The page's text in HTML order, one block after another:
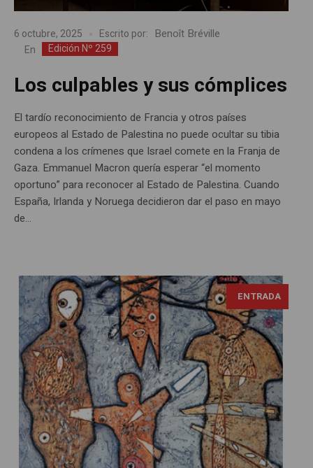
6 octubre, 2025 Escrito por: Benoît Bréville
En Edición Nº 259
Los culpables y sus cómplices
El tardío reconocimiento de Francia y otros países
europeos al Estado de Palestina no puede ocultar su tibia
condena a los crímenes que Israel comete en la Franja de
Gaza. Emmanuel Macron quería esperar “el momento
oportuno” para reconocer al Estado de Palestina. Cuando
España, Irlanda y Noruega decidieron dar el paso en mayo
de...
ENTRADA